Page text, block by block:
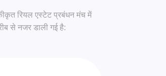
रियल एस्टेट प्रबंधन मंच में
से नजर डाली गई है: